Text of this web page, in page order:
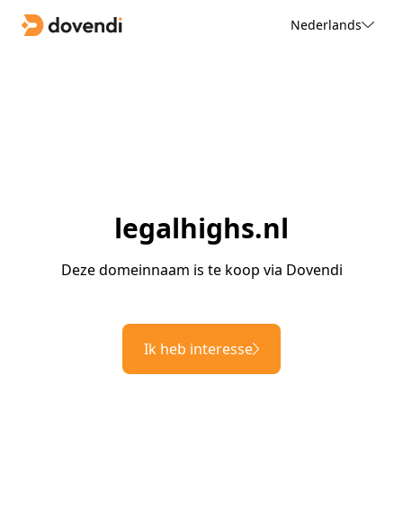
Nederlands
legalhighs.nl
Deze domeinnaam is te koop via Dovendi
Ik heb interesse